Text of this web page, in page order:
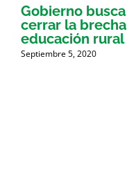
Gobierno busca
cerrar la
educación rural
Septiembre 5, 2020